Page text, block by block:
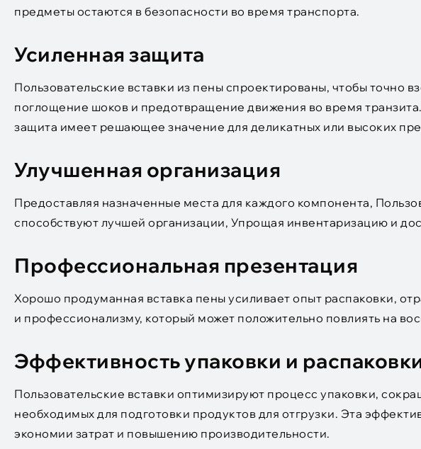
предметы остаются в безопасности во время транспорта.
Усиленная защита
Пользовательские вставки из пены спроектированы, чтобы точно
поглощение шоков и предотвращение движения во время
защита имеет решающее значение для деликатных или высоких
Улучшенная организация
Предоставляя назначенные места для каждого компонента,
способствуют лучшей организации, Упрощая инвентаризацию и
Профессиональная презентация
Хорошо продуманная вставка пены усиливает опыт распаковки,
и профессионализму, который может положительно повлиять на
Эффективность упаковки и
Пользовательские вставки оптимизируют процесс упаковки,
необходимых для подготовки продуктов для отгрузки. Эта
экономии затрат и повышению производительности.